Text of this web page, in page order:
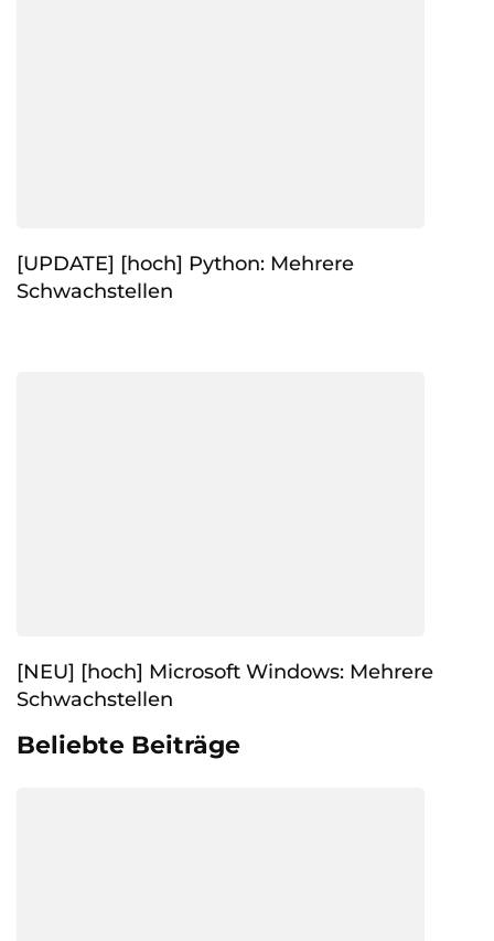
[UPDATE] [hoch] Python: Mehrere
Schwachstellen
[NEU] [hoch] Microsoft Windows: Mehrere
Schwachstellen
Beliebte Beiträge